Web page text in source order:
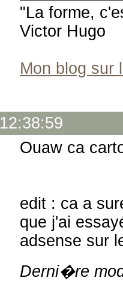
"La forme,
Victor Hugo
Mon blog sur
Ouaw ca
edit : ca a
que j'ai
adsense sur
Derni�re